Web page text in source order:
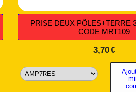
PRISE DEUX PÔLES+TERRE
CODE MRT109
3,70€